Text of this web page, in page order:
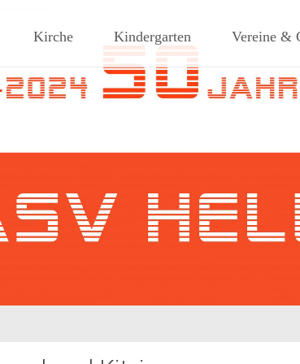
Dorf am Rande des
Kirche Kindergarten Vereine &